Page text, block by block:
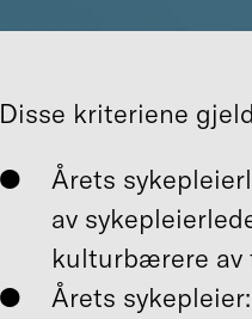
Disse kriteriene
Årets
av
kulturbærere av
Årets